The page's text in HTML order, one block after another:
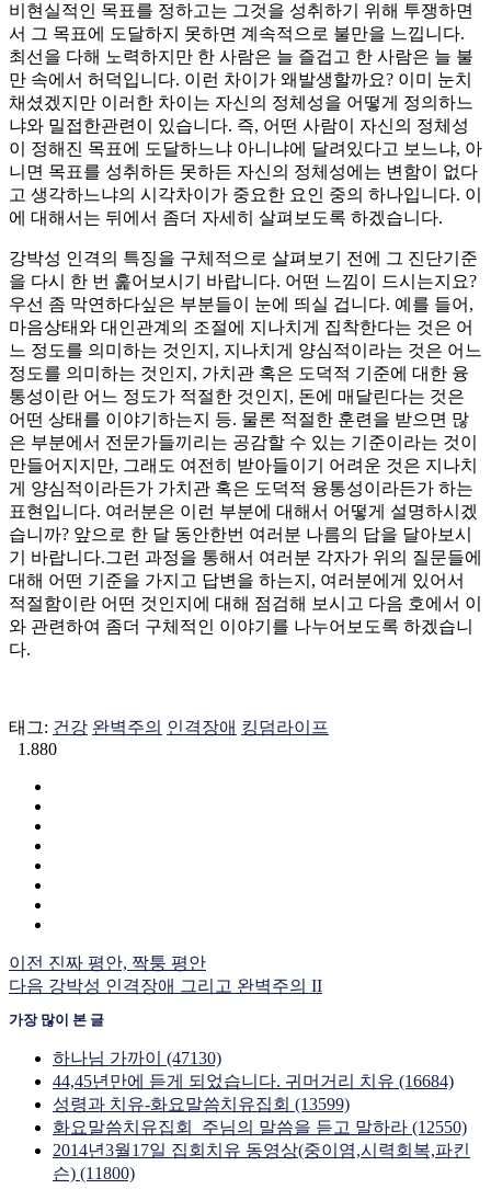
비현실적인 목표를 정하고는 그것을 성취하기 위해 투쟁하면
서 그 목표에 도달하지 못하면 계속적으로 불만을 느낍니다.
최선을 다해 노력하지만 한 사람은 늘 즐겁고 한 사람은 늘 불
만 속에서 허덕입니다. 이런 차이가 왜발생할까요? 이미 눈치
채셨겠지만 이러한 차이는 자신의 정체성을 어떻게 정의하느
냐와 밀접한관련이 있습니다. 즉, 어떤 사람이 자신의 정체성
이 정해진 목표에 도달하느냐 아니냐에 달려있다고 보느냐, 아
니면 목표를 성취하든 못하든 자신의 정체성에는 변함이 없다
고 생각하느냐의 시각차이가 중요한 요인 중의 하나입니다. 이
에 대해서는 뒤에서 좀더 자세히 살펴보도록 하겠습니다.
강박성 인격의 특징을 구체적으로 살펴보기 전에 그 진단기준
을 다시 한 번 훑어보시기 바랍니다. 어떤 느낌이 드시는지요?
우선 좀 막연하다싶은 부분들이 눈에 띄실 겁니다. 예를 들어,
마음상태와 대인관계의 조절에 지나치게 집착한다는 것은 어
느 정도를 의미하는 것인지, 지나치게 양심적이라는 것은 어느
정도를 의미하는 것인지, 가치관 혹은 도덕적 기준에 대한 융
통성이란 어느 정도가 적절한 것인지, 돈에 매달린다는 것은
어떤 상태를 이야기하는지 등. 물론 적절한 훈련을 받으면 많
은 부분에서 전문가들끼리는 공감할 수 있는 기준이라는 것이
만들어지지만, 그래도 여전히 받아들이기 어려운 것은 지나치
게 양심적이라든가 가치관 혹은 도덕적 융통성이라든가 하는
표현입니다. 여러분은 이런 부분에 대해서 어떻게 설명하시겠
습니까? 앞으로 한 달 동안한번 여러분 나름의 답을 달아보시
기 바랍니다.그런 과정을 통해서 여러분 각자가 위의 질문들에
대해 어떤 기준을 가지고 답변을 하는지, 여러분에게 있어서
적절함이란 어떤 것인지에 대해 점검해 보시고 다음 호에서 이
와 관련하여 좀더 구체적인 이야기를 나누어보도록 하겠습니
다.
태그: 건강 완벽주의 인격장애 킹덤라이프
1.880
이전 진짜 평안, 짝퉁 평안
다음 강박성 인격장애 그리고 완벽주의 II
가장 많이 본 글
하나님 가까이 (47130)
44,45년만에 듣게 되었습니다. 귀머거리 치유 (16684)
성령과 치유-화요말씀치유집회 (13599)
화요말씀치유집회_주님의 말씀을 듣고 말하라 (12550)
2014년3월17일 집회치유 동영상(중이염,시력회복,파킨
슨) (11800)